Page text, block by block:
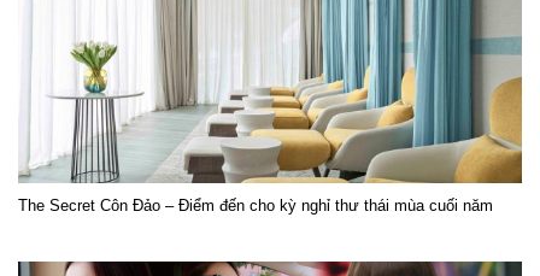
The Secret Côn Đảo – Điểm đến cho kỳ nghỉ thư thái mùa cuối năm